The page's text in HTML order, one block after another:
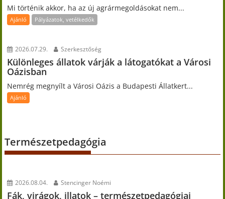
Mi történik akkor, ha az új agrármegoldásokat nem...
Ajánló Pályázatok, vetélkedők
2026.07.29. Szerkesztőség
Különleges állatok várják a látogatókat a Városi
Oázisban
Nemrég megnyílt a Városi Oázis a Budapesti Állatkert...
Ajánló
Természetpedagógia
2026.08.04. Stencinger Noémi
Fák, virágok, illatok – természetpedagógiai